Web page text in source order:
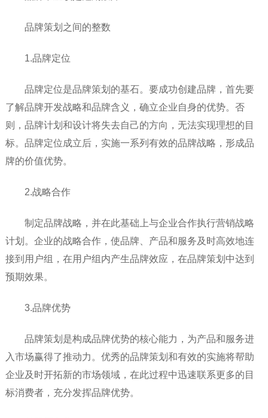
品牌策划之间的整数
1.品牌定位
品牌定位是品牌策划的基石。要成功创建品牌，首先要
了解品牌开发战略和品牌含义，确立企业自身的优势。否
则，品牌计划和设计将失去自己的方向，无法实现理想的目
标。品牌定位成立后，实施一系列有效的品牌战略，形成品
牌的价值优势。
2.战略合作
制定品牌战略，并在此基础上与企业合作执行营销战略
计划。企业的战略合作，使品牌、产品和服务及时高效地连
接到用户组，在用户组内产生品牌效应，在品牌策划中达到
预期效果。
3.品牌优势
品牌策划是构成品牌优势的核心能力，为产品和服务进
入市场赢得了推动力。优秀的品牌策划和有效的实施将帮助
企业及时开拓新的市场领域，在此过程中迅速联系更多的目
标消费者，充分发挥品牌优势。